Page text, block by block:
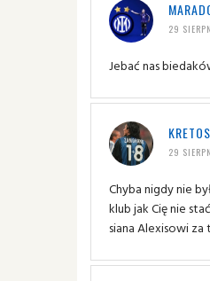
29
Jebać nas
KRETOS
29
Chyba nigdy nie
klub jak Cię nie
siana Alexisowi